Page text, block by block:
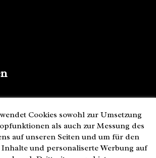
Cookies sowohl zur Umsetzung
als auch zur Messung des
auf unseren Seiten und um für den
und personaliserte Werbung auf